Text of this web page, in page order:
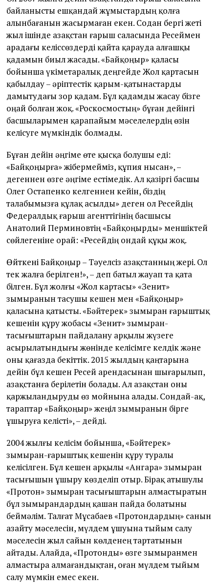
байланысты ешқандай жұмыстардың қолға
алынбағанын жасырмаған екен. Содан бергі жеті
жыл ішінде Қазақстан ғарыш саласында Ресеймен
арадағы келіссөздерді қайта қарауда алғашқы
қадамын биыл жасады. «Байқоңыр» қаласы
бойынша үкіметаралық деңгейде Жол қартасын
қабылдау – әріптестік қарым-қатынастарды
дамытудағы зор қадам. Бұл қадамды жасау бізге
оңай болған жоқ. «Роскосмостың» бұған дейінгі
басшыларымен қарапайым мәселелердің өзін
келісуге мүмкіндік болмады.
Бұған дейін әңгіме өте қысқа болушы еді:
«Байқоңырға» жібермейміз, құпия нысан», –
дегеннен өзге әңгіме естімедік. Ал қазіргі басшы
Олег Остапенко келгеннен кейін, біздің
талабымызға құлақ асылды» деген ол Ресейдің
Федералдық ғарыш агенттігінің басшысы
Анатолий Перминовтің «Байқоңырды» меншіктей
сөйлегеніне орай: «Ресейдің ондай құқы жоқ.
Өйткені Байқоңыр – Тәуелсіз Қазақстанның жері. Ол
тек жалға берілген!», – деп батыл жа­уап та қата
білген. Бұл жолғы «Жол картасы» «Зенит»
зымыранын тасушы кешен мен «Байқоңыр»
қаласына қатысты. «Бәйтерек» зымыран ғарыштық
кешенін құру жобасы «Зенит» зымыран-
тасығыштарын пайдалану арқылы жүзеге
асырылатындығы жөнінде келісімге келдік және
оны қағазда бекіттік. 2015 жылдың қаңтарына
дейін бұл кешен Ресей арендасынан шығарылып,
Қазақстанға берілетін болады. Ал Қазақстан оны
қаржыландыруды өз мойнына алады. Сондай-ақ,
тараптар «Байқоңыр» жеңіл зымыранын бірге
ұшыруға келісті», – дейді.
2004 жылғы келісім бойынша, «Бәйтерек»
зымыран-ғарыштық кешенін құру туралы
келісілген. Бұл кешен арқылы «Ангара» зымыран
тасығышын ұшыру көзделіп отыр. Бірақ атышулы
«Протон» зымыран тасығыштарын алмастыратын
бұл зымырандардың қашан пайда болатыны
беймәлім. Талғат Мұсабаев «Протондардың» санын
азайту мәселесін, мүлдем ұшуына тыйым салу
мәселесін жыл сайын көлденең тартатынын
айтады. Алайда, «Протонды» өзге зымыранмен
алмастыра алмағандықтан, оған мүлдем тыйым
салу мүмкін емес екен.